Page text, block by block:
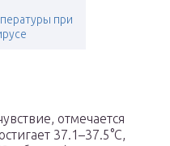
при
отмечается
37.1–37.5°С,